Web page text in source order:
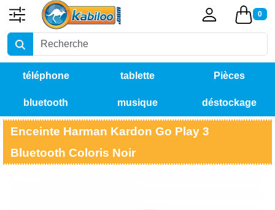
0
téléphone tablette Pièces
détachées
bluetooth musique déstockage
Enceinte Harman Kardon Go Play 3
Bluetooth Coloris Noir